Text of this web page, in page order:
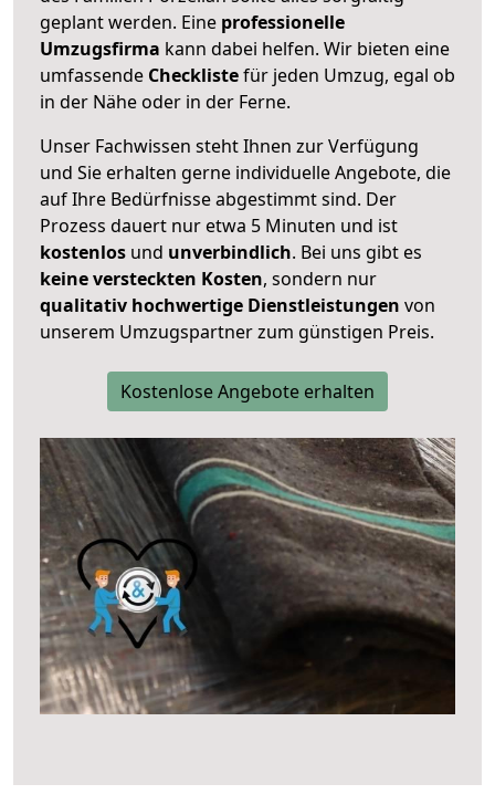
geplant werden. Eine professionelle
Umzugsfirma kann dabei helfen. Wir bieten eine
umfassende Checklistefür jeden Umzug, egal ob
in der Nähe oder in der Ferne.
Unser Fachwissen steht Ihnen zur Verfügung
und Sie erhalten gerne individuelle Angebote, die
auf Ihre Bedürfnisse abgestimmt sind. Der
Prozess dauert nur etwa 5 Minuten und ist
kostenlos und unverbindlich. Bei uns gibt es
keine versteckten Kosten, sondern nur
qualitativ hochwertige Dienstleistungen von
unserem Umzugspartner zum günstigen Preis.
Kostenlose Angebote erhalten